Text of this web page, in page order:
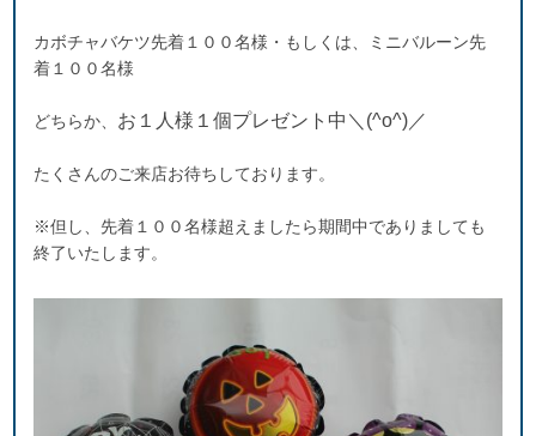
カボチャバケツ先着１００名様・もしくは、ミニバルーン先
着１００名様
どちらか、 お１人様１個プレゼント中＼(^o^)／
たくさんのご来店お待ちしております。
※但し、先着１００名様超えましたら期間中でありましても
終了いたします。